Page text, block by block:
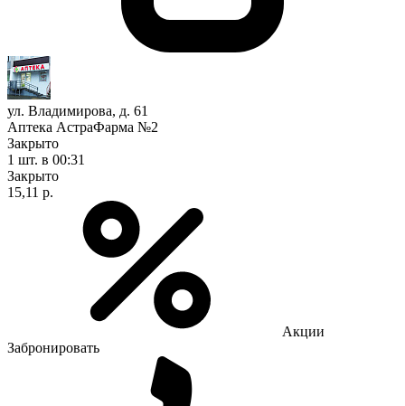
ул. Владимирова, д. 61
Аптека АстраФарма №2
Закрыто
1 шт. в 00:31
Закрыто
15,11 р.
Акции
Забронировать